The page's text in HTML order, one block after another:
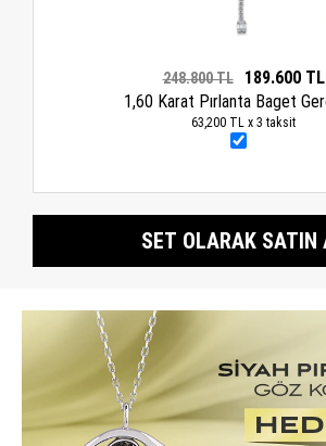
248.800 TL
189.600 TL
1,60 Karat Pırlanta Baget
63,200 TL x 3 taksit
SET OLARAK SATIN